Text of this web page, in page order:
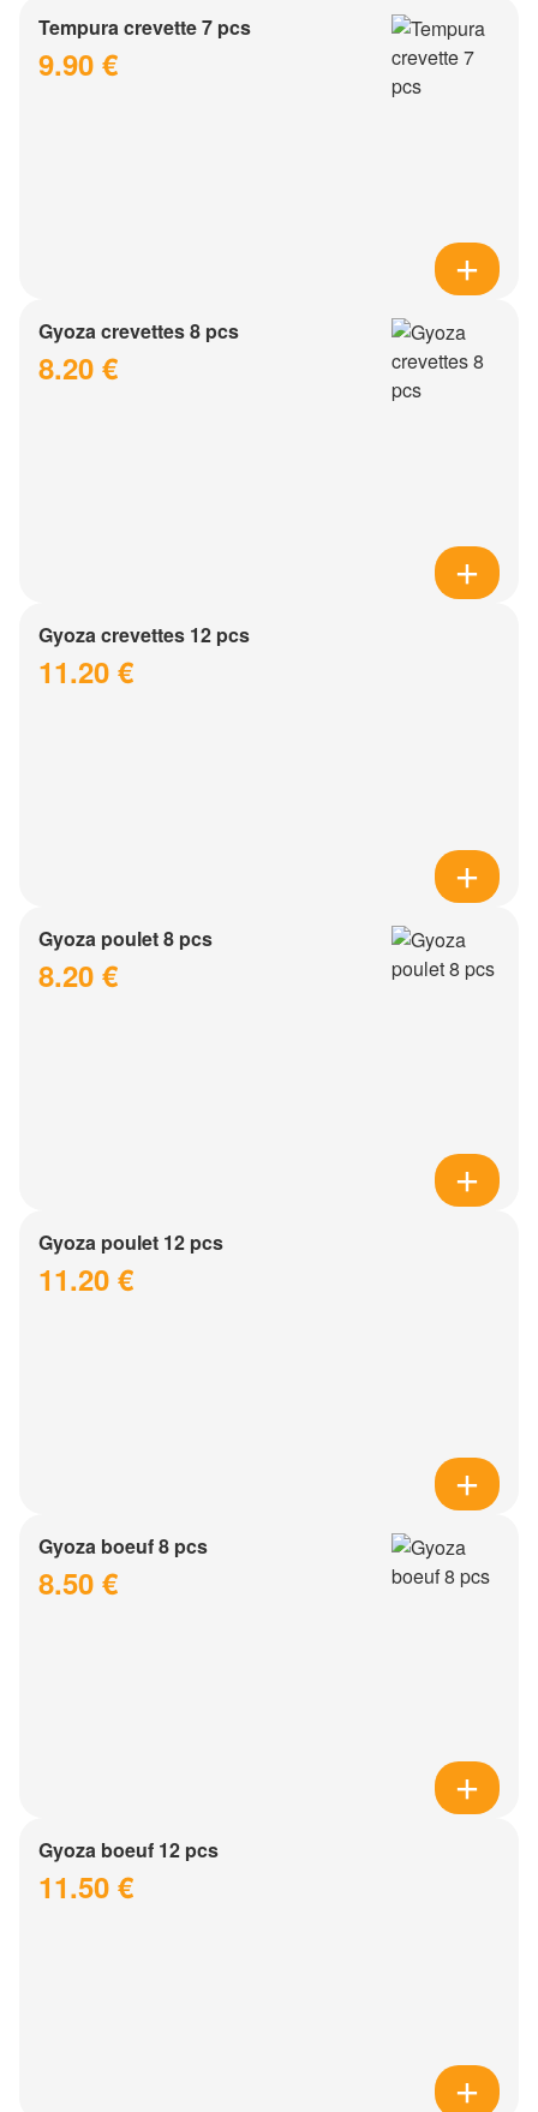
Tempura crevette 7 pcs
9.90 €
Gyoza crevettes 8 pcs
8.20 €
Gyoza crevettes 12 pcs
11.20 €
Gyoza poulet 8 pcs
8.20 €
Gyoza poulet 12 pcs
11.20 €
Gyoza boeuf 8 pcs
8.50 €
Gyoza boeuf 12 pcs
11.50 €